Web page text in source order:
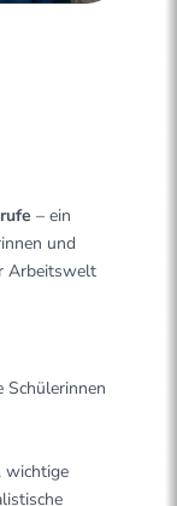
– ein
und
Arbeitswelt
Schülerinnen
wichtige